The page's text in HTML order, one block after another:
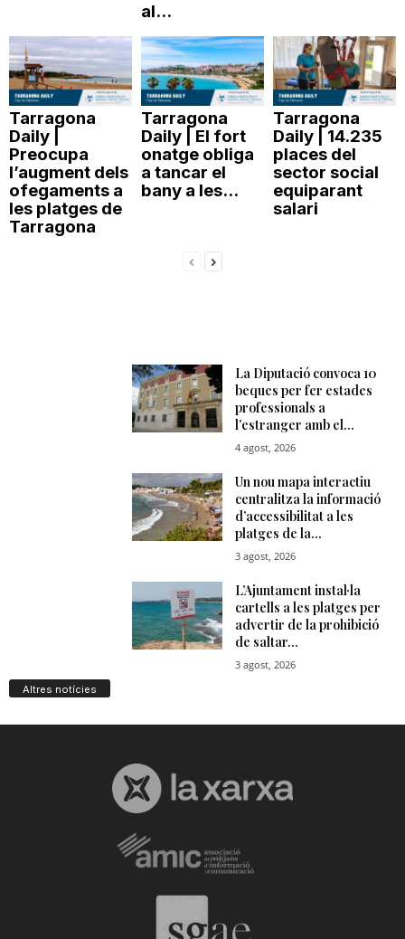
al...
Tarragona
Daily |
Preocupa
l’augment dels
ofegaments a
les platges de
Tarragona
Tarragona
Daily | El fort
onatge obliga
a tancar el
bany a les...
Tarragona
Daily | 14.235
places del
sector social
equiparant
salari
Altres notícies